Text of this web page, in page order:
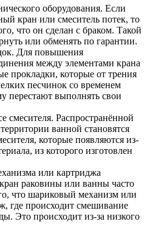
оборудования. Если
кран или смеситель потек, то
что он сделан с браком. Такой
или обменять по гарантии.
Для повышения
между элементами крана
прокладки, которые от трения
песчинок со временем
перестают выполнять свои
смесителя. Распространённой
ванной становятся
которые появляются из-
из которого изготовлен
или картриджа
раковины или ванны часто
что шариковый механизм или
где происходит смешивание
Это происходит из-за низкого